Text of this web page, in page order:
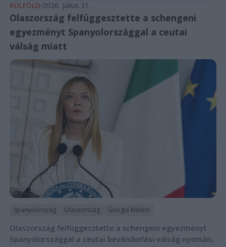
KÜLFÖLD 2026. július 31.
Olaszország felfüggesztette a schengeni
egyezményt Spanyolországgal a ceutai
válság miatt
Spanyolország Olaszország Giorgia Meloni
Olaszország felfüggesztette a schengeni egyezményt
Spanyolországgal a ceutai bevándorlási válság nyomán,